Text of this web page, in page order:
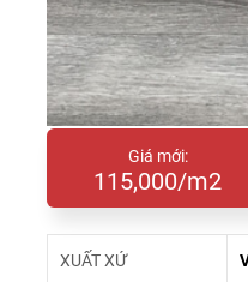
Giá mới:
115,000/m2
XUẤT XỨ